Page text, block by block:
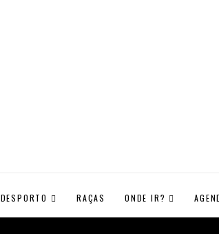
DESPORTO RAÇAS ONDE IR?